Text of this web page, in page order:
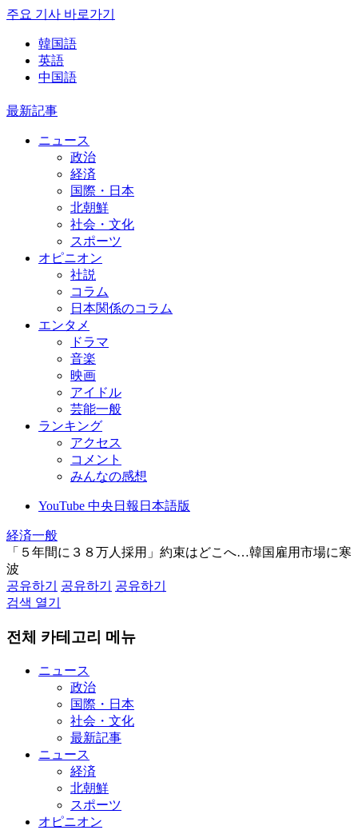
주요 기사 바로가기
韓国語
英語
中国語
最新記事
ニュース
政治
経済
国際・日本
北朝鮮
社会・文化
スポーツ
オピニオン
社説
コラム
日本関係のコラム
エンタメ
ドラマ
音楽
映画
アイドル
芸能一般
ランキング
アクセス
コメント
みんなの感想
YouTube 中央日報日本語版
経済一般
「５年間に３８万人採用」約束はどこへ…韓国雇用市場に寒
波
공유하기
공유하기
공유하기
검색 열기
전체 카테고리 메뉴
ニュース
政治
国際・日本
社会・文化
最新記事
ニュース
経済
北朝鮮
スポーツ
オピニオン